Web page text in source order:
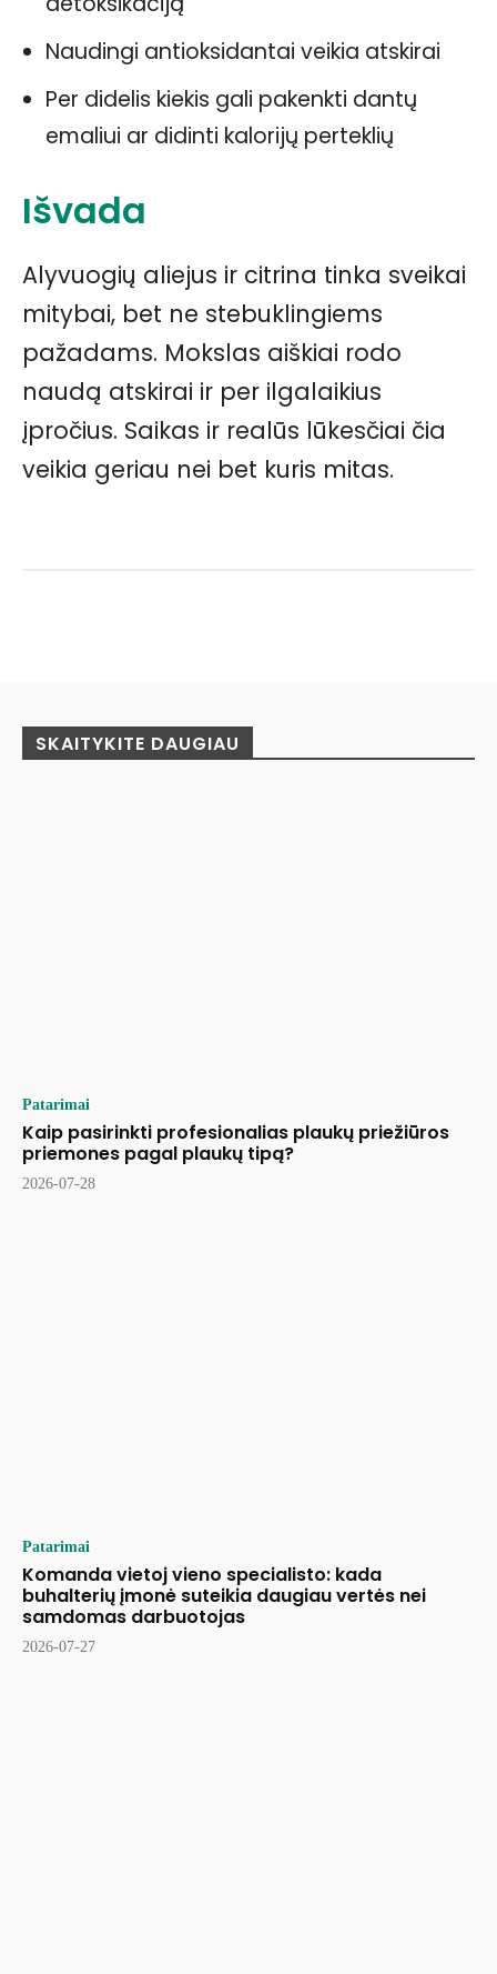
Naudingi antioksidantai veikia atskirai
Per didelis kiekis gali pakenkti dantų
emaliui ar didinti kalorijų perteklių
Išvada
Alyvuogių aliejus ir citrina tinka sveikai
mitybai, bet ne stebuklingiems
pažadams. Mokslas aiškiai rodo
naudą atskirai ir per ilgalaikius
įpročius. Saikas ir realūs lūkesčiai čia
veikia geriau nei bet kuris mitas.
SKAITYKITE DAUGIAU
Patarimai
Kaip pasirinkti profesionalias plaukų priežiūros
priemones pagal plaukų tipą?
2026-07-28
Patarimai
Komanda vietoj vieno specialisto: kada
buhalterių įmonė suteikia daugiau vertės nei
samdomas darbuotojas
2026-07-27